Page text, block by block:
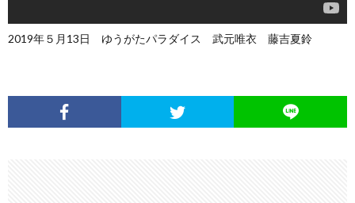
2019年５月13日 ゆうがたパラダイス 武元唯衣 藤吉夏鈴